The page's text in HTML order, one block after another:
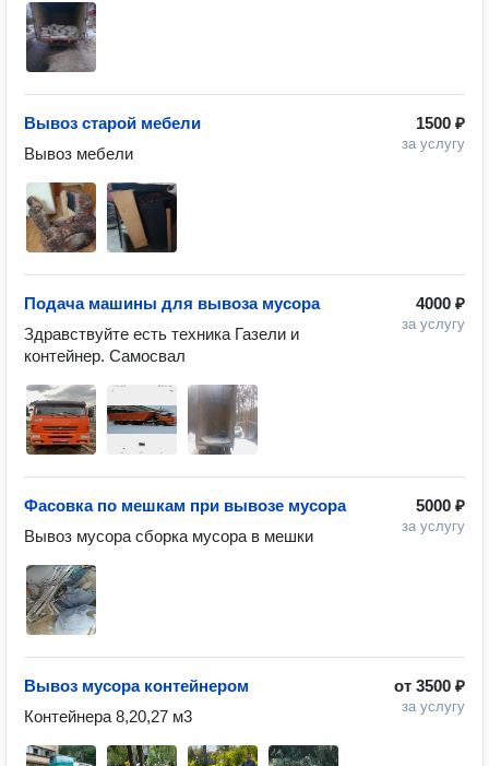
1500 ₽
за услугу
Вывоз старой мебели
Вывоз мебели
4000 ₽
за услугу
Подача машины для вывоза мусора
Здравствуйте есть техника Газели и
контейнер. Самосвал
5000 ₽
за услугу
Фасовка по мешкам при вывозе мусора
Вывоз мусора сборка мусора в мешки
от 3500 ₽
за услугу
Вывоз мусора контейнером
Контейнера 8,20,27 м3